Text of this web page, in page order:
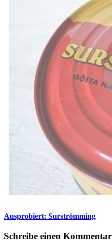
Ausprobiert: Surströmming
Schreibe einen Kommentar